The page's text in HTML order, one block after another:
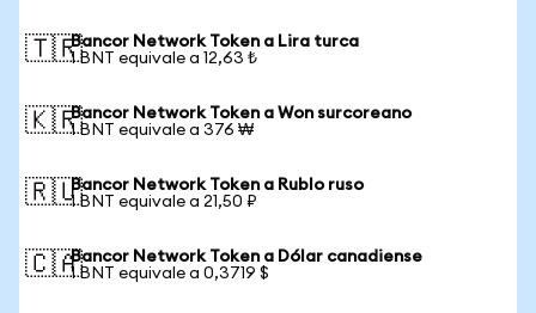
🇹🇷Bancor Network Token a Lira turca
1 BNT equivale a 12,63 ₺
🇰🇷Bancor Network Token a Won surcoreano
1 BNT equivale a 376 ₩
🇷🇺Bancor Network Token a Rublo ruso
1 BNT equivale a 21,50 ₽
🇨🇦Bancor Network Token a Dólar canadiense
1 BNT equivale a 0,3719 $